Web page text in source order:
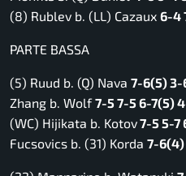
(8) Rublev b. (LL) Cazaux 6-4
PARTE BASSA
(5) Ruud b. (Q) Nava 7-6(5) 3-
Zhang b. Wolf7-5 7-5 6-7(5)
(WC) Hijikata b. Kotov7-5 5-7
Fucsovics b. (31) Korda 7-